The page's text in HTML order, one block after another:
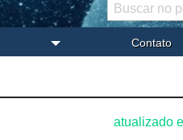
Contato
atualizado